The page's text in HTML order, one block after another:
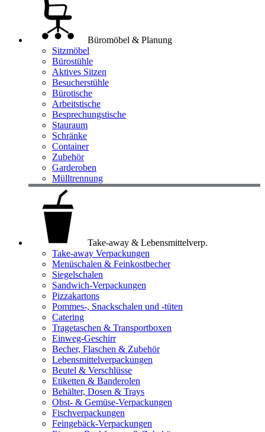
Büromöbel & Planung
Sitzmöbel
Bürostühle
Aktives Sitzen
Besucherstühle
Bürotische
Arbeitstische
Besprechungstische
Stauraum
Schränke
Container
Zubehör
Garderoben
Mülltrennung
Take-away & Lebensmittelverp.
Take-away Verpackungen
Menüschalen & Feinkostbecher
Siegelschalen
Sandwich-Verpackungen
Pizzakartons
Pommes-, Snackschalen und -tüten
Catering
Tragetaschen & Transportboxen
Einweg-Geschirr
Becher, Flaschen & Zubehör
Lebensmittelverpackungen
Beutel & Verschlüsse
Etiketten & Banderolen
Behälter, Dosen & Trays
Obst- & Gemüse-Verpackungen
Fischverpackungen
Feingebäck-Verpackungen